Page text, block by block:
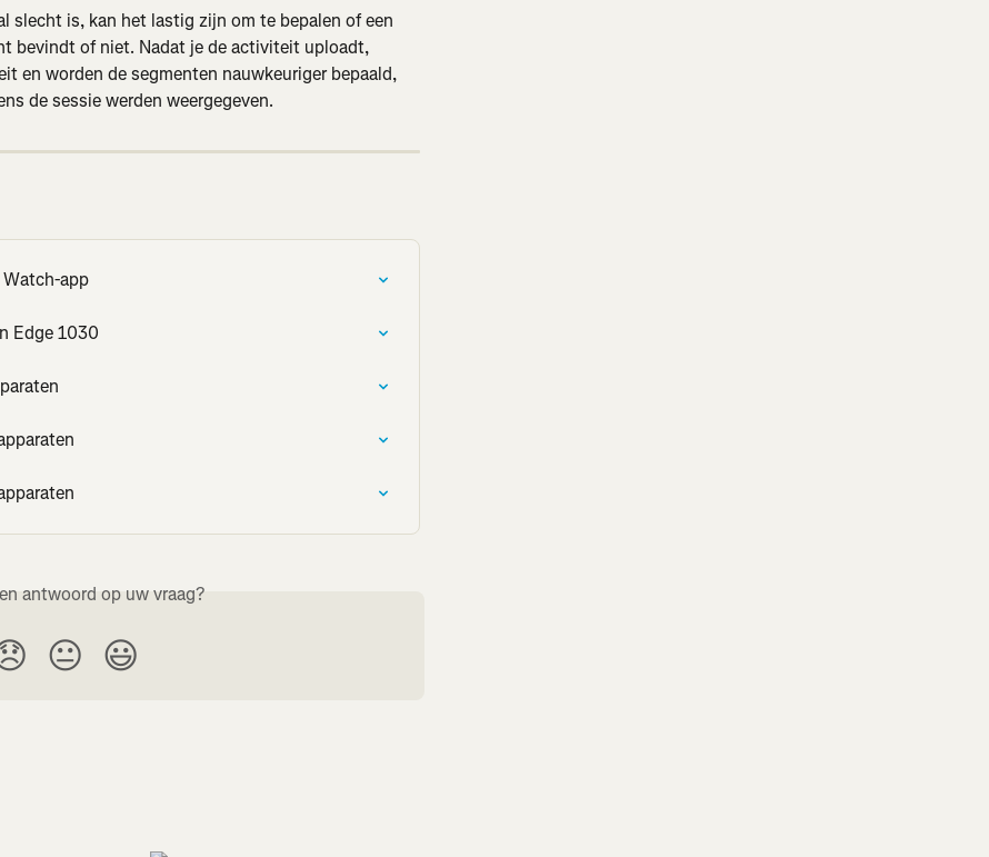
slecht is, kan het lastig zijn om te bepalen of een
bevindt of niet. Nadat je de activiteit uploadt,
en worden de segmenten nauwkeuriger bepaald,
de sessie werden weergegeven.
app
Edge 1030
antwoord op uw vraag?
😐 😃